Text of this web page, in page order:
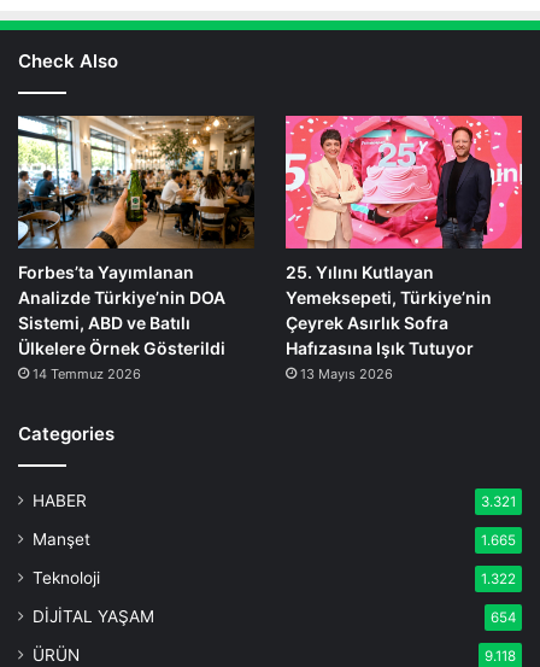
Check Also
Forbes’ta Yayımlanan
Analizde Türkiye’nin DOA
Sistemi, ABD ve Batılı
Ülkelere Örnek Gösterildi
14 Temmuz 2026
25. Yılını Kutlayan
Yemeksepeti, Türkiye’nin
Çeyrek Asırlık Sofra
Hafızasına Işık Tutuyor
13 Mayıs 2026
Categories
HABER 3.321
Manşet 1.665
Teknoloji 1.322
DİJİTAL YAŞAM 654
ÜRÜN 9.118